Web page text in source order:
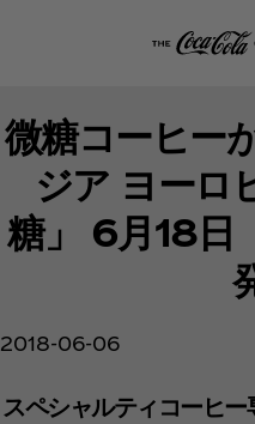
微糖コーヒー
ジア ヨーロ
糖」 6月18日
2018-06-06
スペシャルティコーヒ